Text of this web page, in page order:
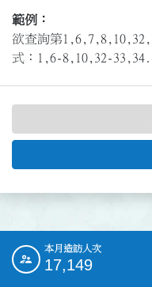
範例：
欲查詢第
式：1,6-8,10,32-
::: 本月造訪人次
17,149